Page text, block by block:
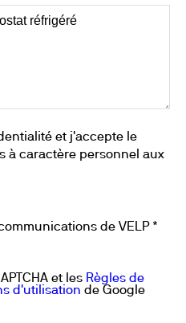
et j'accepte le
à caractère personnel aux
de VELP *
et les Règles de
d'utilisation de Google